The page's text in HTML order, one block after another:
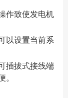
作致使发电机
以设置当前系
插拔式接线端
。